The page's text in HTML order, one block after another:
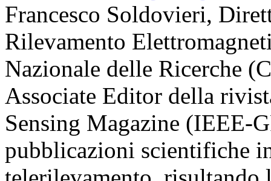
Francesco Soldovieri,
Rilevamento
Nazionale delle Ricerche
Associate Editor della
Sensing Magazine (IEEE-
pubblicazioni scientifiche